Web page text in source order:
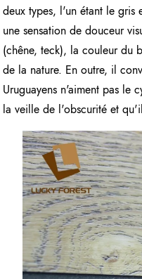
deux types, l'un étant le gris
une sensation de douceur
(chêne, teck), la couleur du
de la nature. En outre, il
Uruguayens n'aiment pas le
la veille de l'obscurité et